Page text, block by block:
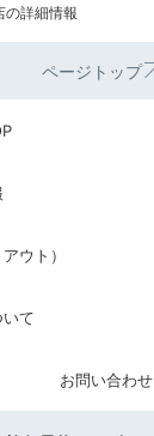
の詳細情報
ページトップ
ウト）
て
お問い合わせ